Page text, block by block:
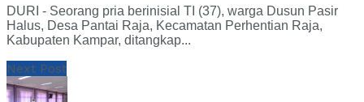
DURI - Seorang pria berinisial TI (37), warga Dusun Pasir
Halus, Desa Pantai Raja, Kecamatan Perhentian Raja,
Kabupaten Kampar, ditangkap...
Next Post